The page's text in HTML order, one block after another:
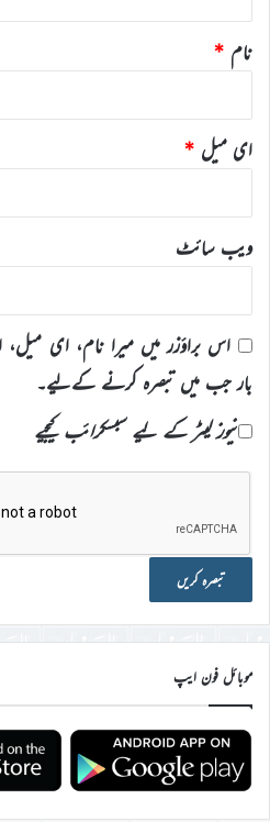
نام *
ای میل *
ویب‌ سائٹ
اس براؤزر میں میرا نام، ای میل،
بار جب میں تبصرہ کرنے کےلیے۔
نیوز لیٹر کے لیے سبسکرائب کیجیے
موبائل فون ایپ